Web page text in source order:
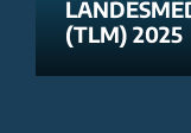
(TLM) 2025